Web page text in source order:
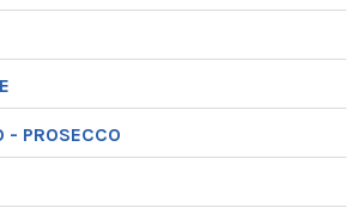
- PROSECCO